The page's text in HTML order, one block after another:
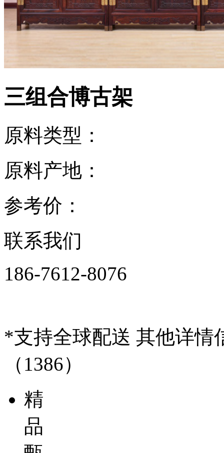
三组合博古架
原料类型：
原料产地：
参考价：
联系我们
186-7612-8076
*支持全球配送 其他详
（1386）
精
品